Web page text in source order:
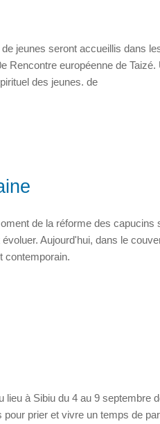
jeunes seront accueillis dans
Rencontre européenne de
des jeunes. de
de la réforme des
Aujourd'hui, dans le
contemporain.
à Sibiu du 4 au 9 septembre
prier et vivre un temps de